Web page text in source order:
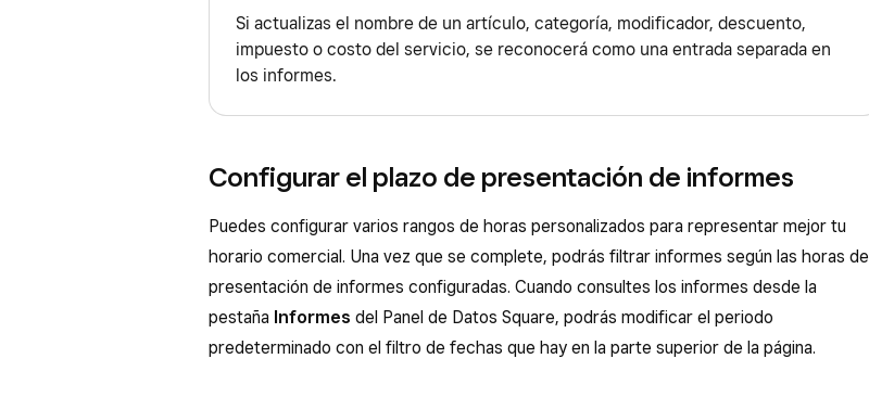
Si actualizas el nombre de un artículo, categoría, modificador, descuento,
impuesto o costo del servicio, se reconocerá como una entrada separada en
los informes.
Configurar el plazo de presentación de informes
​Puedes configurar varios rangos de horas personalizados para representar mejor tu
horario comercial. Una vez que se complete, podrás filtrar informes según las horas de
presentación de informes configuradas. Cuando consultes los informes desde la
pestaña Informes del Panel de Datos Square, podrás modificar el periodo
predeterminado con el filtro de fechas que hay en la parte superior de la página.